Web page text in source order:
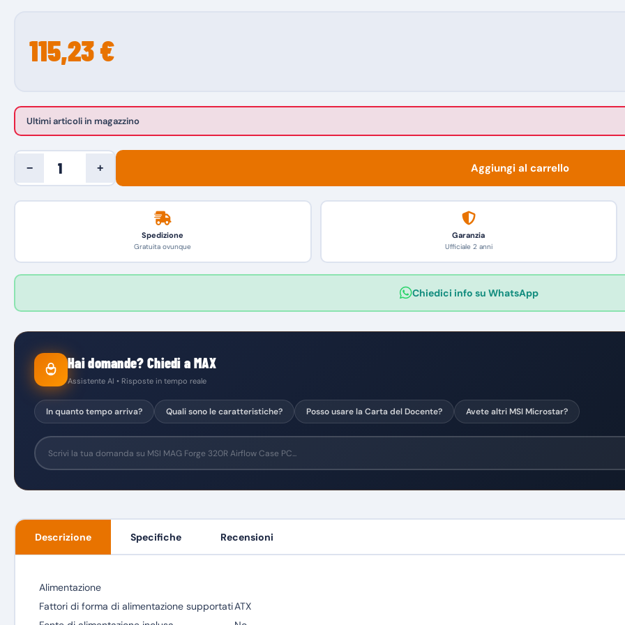
115,23 €
Ultimi articoli in magazzino
− + Aggiungi al carrello
Spedizione
Gratuita ovunque
Garanzia
Ufficiale 2 anni
Chiedici info su WhatsApp
Hai domande? Chiedi a MAX
Assistente AI • Risposte in tempo reale
In quanto tempo arriva? Quali sono le caratteristiche? Posso usare la Carta del Docente? Avete altri MSI Microstar?
Descrizione Specifiche Recensioni
Alimentazione
Fattori di forma di alimentazione supportatiATX